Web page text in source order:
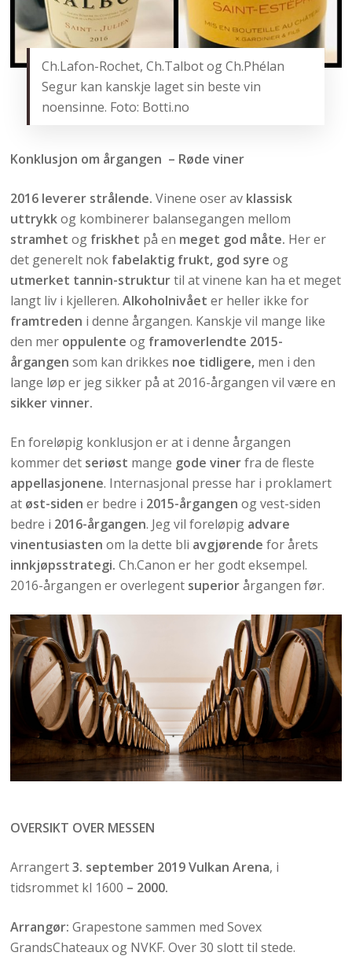
Ch.Lafon-Rochet, Ch.Talbot og Ch.Phélan
Segur kan kanskje laget sin beste vin
noensinne. Foto: Botti.no
Konklusjon om årgangen – Røde viner
2016 leverer strålende. Vinene oser av klassisk
uttrykkog kombinerer balansegangen mellom
stramhet og friskhet på en meget god måte. Her er
det generelt nok fabelaktig frukt, god syre og
utmerket tannin-strukturtil at vinene kan ha et meget
langt liv i kjelleren. Alkoholnivået er heller ikke for
framtreden i denne årgangen. Kanskje vil mange like
den mer oppulente og framoverlendte 2015-
årgangen som kan drikkes noe tidligere, men i den
lange løp er jeg sikker på at 2016-årgangen vil være en
sikker vinner.
En foreløpig konklusjon er at i denne årgangen
kommer det seriøst mange gode vinerfra de fleste
appellasjonene. Internasjonal presse har i proklamert
at øst-sidener bedre i 2015-årgangen og vest-siden
bedre i 2016-årgangen. Jeg vil foreløpig advare
vinentusiasten om la dette bli avgjørende for årets
innkjøpsstrategi. Ch.Canon er her godt eksempel.
2016-årgangen er overlegent superiorårgangen før.
OVERSIKT OVER MESSEN
Arrangert3. september 2019 Vulkan Arena, i
tidsrommet kl 1600 – 2000.
Arrangør: Grapestone sammen med Sovex
GrandsChateaux og NVKF. Over 30 slott til stede.